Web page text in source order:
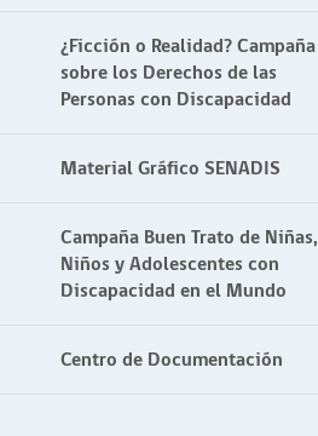
¿Ficción o Realidad? Campaña
sobre los Derechos de las
Personas con Discapacidad
Material Gráfico SENADIS
Campaña Buen Trato de Niñas,
Niños y Adolescentes con
Discapacidad en el Mundo
Centro de Documentación